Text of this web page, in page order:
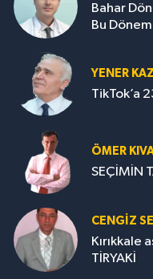
Bahar
Bu
YENER
TikTok’a
ÖMER
SEÇİMİN
CENGİZ
Kırıkkale
TİRYAKİ